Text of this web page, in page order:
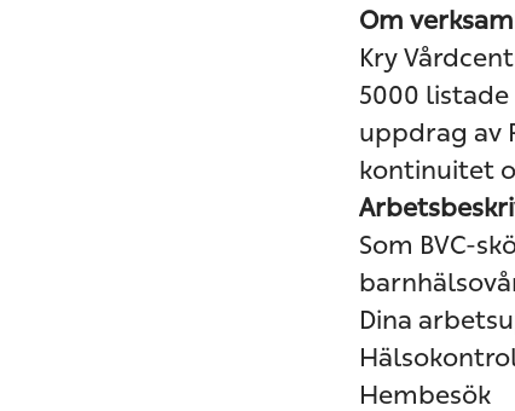
Om
Kry
5000
uppdrag av
kontinuitet
Som BVC-
Dina
Hembesök